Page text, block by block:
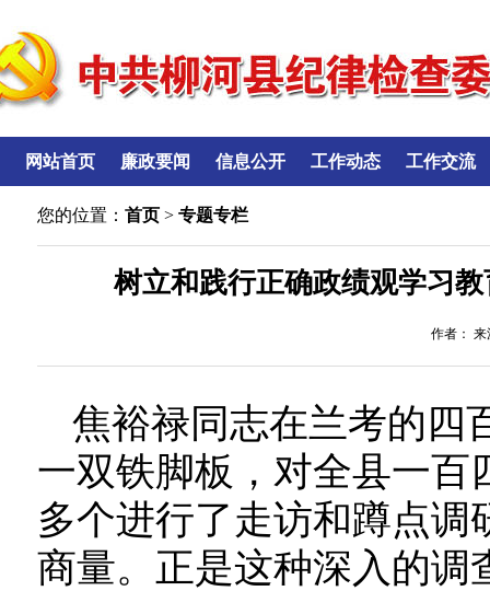
网站首页 廉政要闻 信息公开 工作动态 工作交流
您的位置：首页 >专题专栏
树立和践行正确政绩观学习
作者： 来
焦裕禄同志在兰考的四
一双铁脚板，对全县一百
多个进行了走访和蹲点
商量。正是这种深入的调